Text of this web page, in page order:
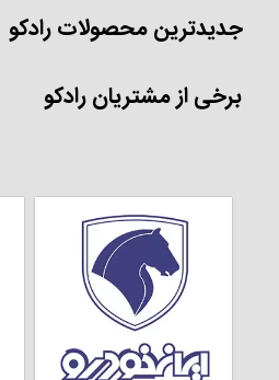
جدیدترین محصولات رادکو
برخی از مشتریان رادکو